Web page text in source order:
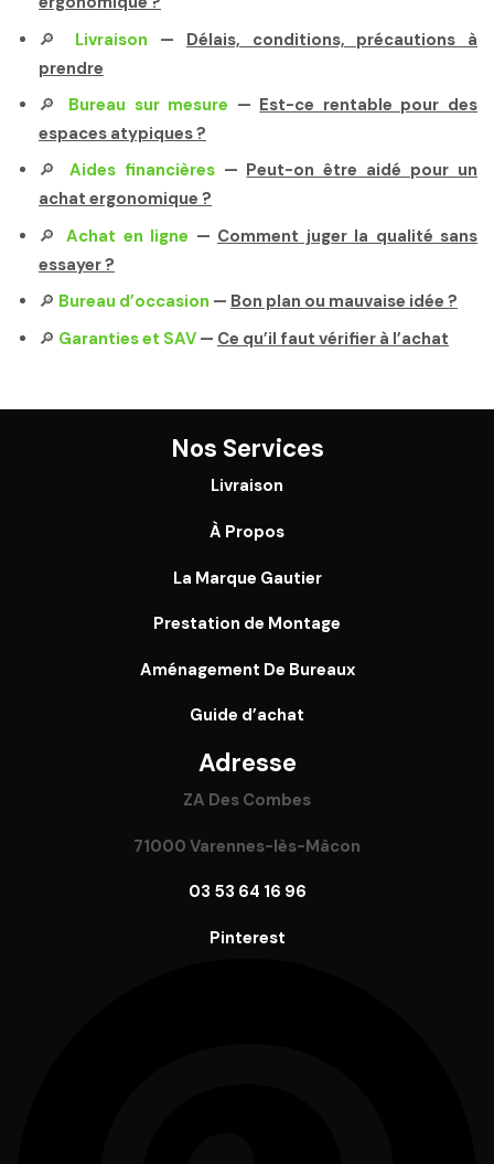
🔎 Livraison — Délais, conditions, précautions à
prendre
🔎 Bureau sur mesure — Est-ce rentable pour des
espaces atypiques ?
🔎 Aides financières— Peut-on être aidé pour un
achat ergonomique ?
🔎 Achat en ligne — Comment juger la qualité sans
essayer ?
🔎 Bureau d’occasion — Bon plan ou mauvaise idée ?
🔎 Garanties et SAV — Ce qu’il faut vérifier à l’achat
Nos Services
Livraison
À Propos
La Marque Gautier
Prestation de Montage
Aménagement De Bureaux
Guide d’achat
Adresse
ZA Des Combes
71000 Varennes-lès-Mâcon
03 53 64 16 96
Pinterest